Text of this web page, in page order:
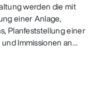
werden die mit
einer Anlage,
Planfeststellung einer
Immissionen an…